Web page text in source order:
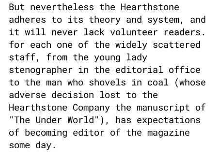
But nevertheless the Hearthstone
adheres to its theory and system, and
it will never lack volunteer readers.
for each one of the widely scattered
staff, from the young lady
stenographer in the editorial office
to the man who shovels in coal (whose
adverse decision lost to the
Hearthstone Company the manuscript of
"The Under World"), has expectations
of becoming editor of the magazine
some day.